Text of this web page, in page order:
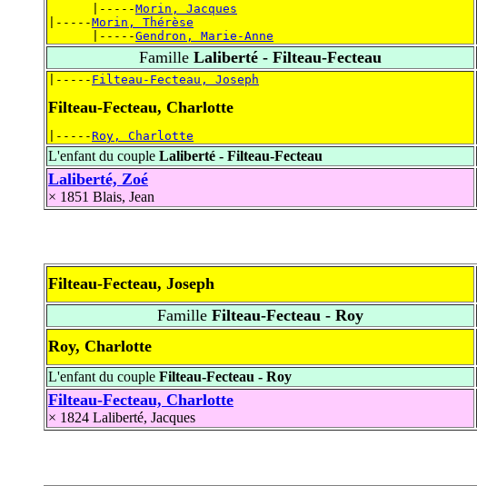
      |-----
Morin, Jacques
|-----Morin, Thérèse
      |-----
Gendron, Marie-Anne
Famille Laliberté - Filteau-Fecteau
|----- Filteau-Fecteau, Joseph
Filteau-Fecteau, Charlotte
|-----Roy, Charlotte
L'enfant du couple Laliberté - Filteau-Fecteau
Laliberté, Zoé
× 1851 Blais, Jean
Filteau-Fecteau, Joseph
Famille Filteau-Fecteau - Roy
Roy, Charlotte
L'enfant du couple Filteau-Fecteau - Roy
Filteau-Fecteau, Charlotte
× 1824 Laliberté, Jacques